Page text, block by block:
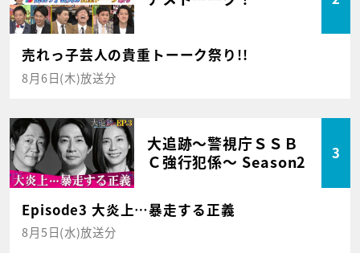
売れっ子芸人の貴重トーーク祭り!!
8月6日(木)放送分
大追跡～警視庁ＳＳＢ
Ｃ強行犯係～ Season2
3
Episode3 大炎上…暴走する正義
8月5日(水)放送分